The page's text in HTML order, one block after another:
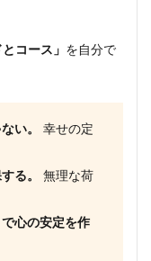
コース」 を自分で
い。
幸せの定
る。
無理な荷
で心の安定を作